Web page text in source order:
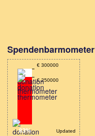
Spendenbarmometer
€ 300000
€ 250000
83%
Updated